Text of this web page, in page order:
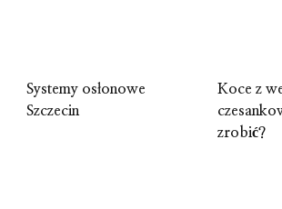
Systemy osłonowe
Szczecin
Koce z
zrobić?